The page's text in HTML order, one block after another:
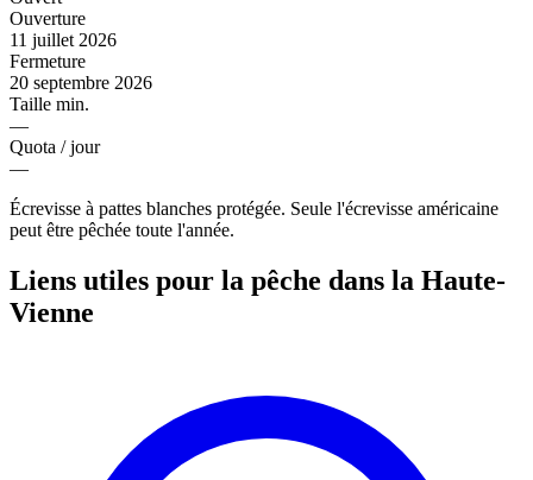
Ouverture
11 juillet 2026
Fermeture
20 septembre 2026
Taille min.
—
Quota / jour
—
Écrevisse à pattes blanches protégée. Seule l'écrevisse américaine
peut être pêchée toute l'année.
Liens utiles pour la pêche dans la Haute-
Vienne